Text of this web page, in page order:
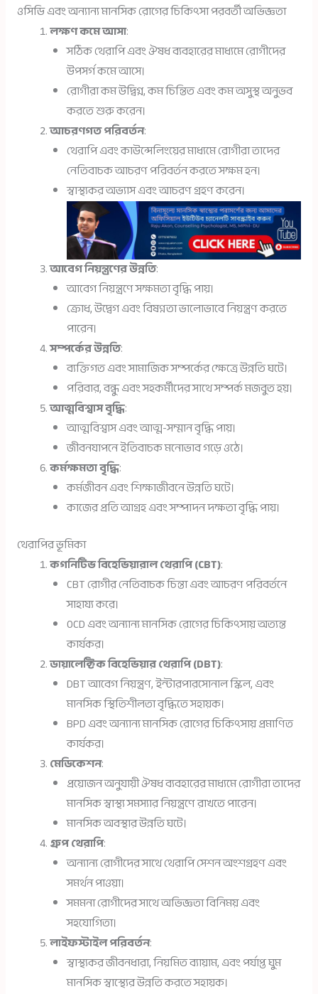
ওসিডি এবং অন্যান্য মানসিক রোগের চিকিৎসা পরবর্তী অভিজ্ঞতা
লক্ষণ কমে আসা:
সঠিক থেরাপি এবং ঔষধ ব্যবহারের মাধ্যমে রোগীদের
উপসর্গ কমে আসে।
রোগীরা কম উদ্বিগ্ন, কম চিন্তিত এবং কম অসুস্থ অনুভব
করতে শুরু করেন।
আচরণগত পরিবর্তন:
থেরাপি এবং কাউন্সেলিংয়ের মাধ্যমে রোগীরা তাদের
নেতিবাচক আচরণ পরিবর্তন করতে সক্ষম হন।
স্বাস্থ্যকর অভ্যাস এবং আচরণ গ্রহণ করেন।
আবেগ নিয়ন্ত্রণের উন্নতি:
আবেগ নিয়ন্ত্রণে সক্ষমতা বৃদ্ধি পায়।
ক্রোধ, উদ্বেগ এবং বিষণ্নতা ভালোভাবে নিয়ন্ত্রণ করতে
পারেন।
সম্পর্কের উন্নতি:
ব্যক্তিগত এবং সামাজিক সম্পর্কের ক্ষেত্রে উন্নতি ঘটে।
পরিবার, বন্ধু এবং সহকর্মীদের সাথে সম্পর্ক মজবুত হয়।
আত্মবিশ্বাস বৃদ্ধি:
আত্মবিশ্বাস এবং আত্ম-সম্মান বৃদ্ধি পায়।
জীবনযাপনে ইতিবাচক মনোভাব গড়ে ওঠে।
কর্মক্ষমতা বৃদ্ধি:
কর্মজীবন এবং শিক্ষাজীবনে উন্নতি ঘটে।
কাজের প্রতি আগ্রহ এবং সম্পাদন দক্ষতা বৃদ্ধি পায়।
থেরাপির ভূমিকা
কগনিটিভ বিহেভিয়ারাল থেরাপি (CBT):
CBT রোগীর নেতিবাচক চিন্তা এবং আচরণ পরিবর্তনে
সাহায্য করে।
OCD এবং অন্যান্য মানসিক রোগের চিকিৎসায় অত্যন্ত
কার্যকর।
ডায়ালেক্টিক বিহেভিয়ার থেরাপি (DBT):
DBT আবেগ নিয়ন্ত্রণ, ইন্টারপারসোনাল স্কিল, এবং
মানসিক স্থিতিশীলতা বৃদ্ধিতে সহায়ক।
BPD এবং অন্যান্য মানসিক রোগের চিকিৎসায় প্রমাণিত
কার্যকর।
মেডিকেশন:
প্রয়োজন অনুযায়ী ঔষধ ব্যবহারের মাধ্যমে রোগীরা তাদের
মানসিক স্বাস্থ্য সমস্যার নিয়ন্ত্রণে রাখতে পারেন।
মানসিক অবস্থার উন্নতি ঘটে।
গ্রুপ থেরাপি:
অন্যান্য রোগীদের সাথে থেরাপি সেশন অংশগ্রহণ এবং
সমর্থন পাওয়া।
সমমনা রোগীদের সাথে অভিজ্ঞতা বিনিময় এবং
সহযোগিতা।
লাইফস্টাইল পরিবর্তন:
স্বাস্থ্যকর জীবনধারা, নিয়মিত ব্যায়াম, এবং পর্যাপ্ত ঘুম
মানসিক স্বাস্থ্যের উন্নতি করতে সহায়ক।